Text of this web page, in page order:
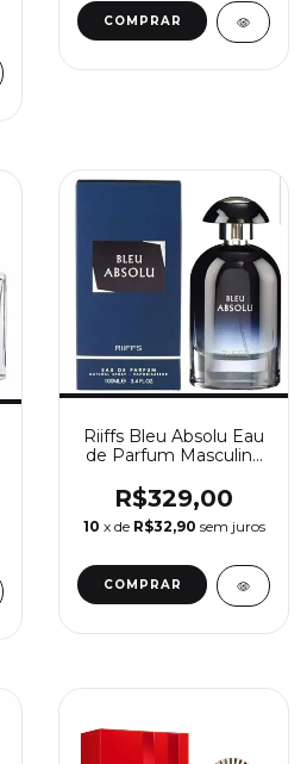
Riiffs Bleu Absolu Eau
de Parfum Masculino
R$329,00
10 x de R$32,90 sem juros